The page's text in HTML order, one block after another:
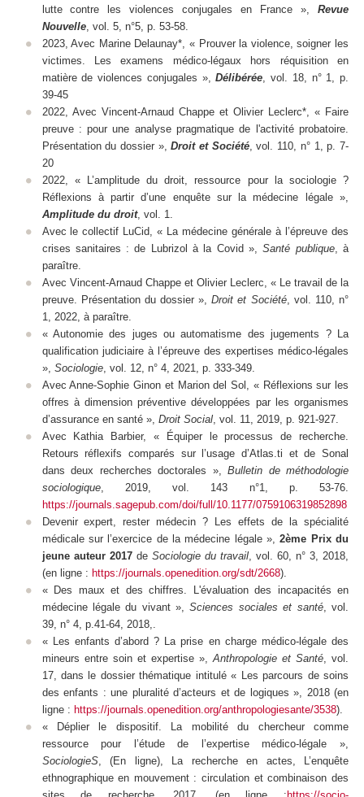
lutte contre les violences conjugales en France », Revue
Nouvelle, vol. 5, n°5, p. 53-58.
2023, Avec Marine Delaunay*, « Prouver la violence, soigner les
victimes. Les examens médico-légaux hors réquisition en
matière de violences conjugales »,Délibérée, vol. 18, n° 1, p.
39-45
2022, Avec Vincent-Arnaud Chappe et Olivier Leclerc*, « Faire
preuve : pour une analyse pragmatique de l'activité probatoire.
Présentation du dossier »,Droit et Société, vol. 110, n° 1, p. 7-
20
2022, « L’amplitude du droit, ressource pour la sociologie ?
Réflexions à partir d’une enquête sur la médecine légale »,
Amplitude du droit, vol. 1.
Avec le collectif LuCid, « La médecine générale à l’épreuve des
crises sanitaires : de Lubrizol à la Covid »,Santé publique, à
paraître.
Avec Vincent-Arnaud Chappe et Olivier Leclerc, « Le travail de la
preuve. Présentation du dossier »,Droit et Société, vol. 110, n°
1, 2022, à paraître.
« Autonomie des juges ou automatisme des jugements ? La
qualification judiciaire à l’épreuve des expertises médico-légales
», Sociologie, vol. 12, n° 4, 2021, p. 333-349.
Avec Anne-Sophie Ginon et Marion del Sol, « Réflexions sur les
offres à dimension préventive développées par les organismes
d’assurance en santé », Droit Social, vol. 11, 2019, p. 921-927.
Avec Kathia Barbier, « Équiper le processus de recherche.
Retours réflexifs comparés sur l’usage d’Atlas.ti et de Sonal
dans deux recherches doctorales », Bulletin de méthodologie
sociologique, 2019, vol. 143 n°1, p. 53-76.
https://journals.sagepub.com/doi/full/10.1177/0759106319852898
Devenir expert, rester médecin ? Les effets de la spécialité
médicale sur l’exercice de la médecine légale »,2ème Prix du
jeune auteur 2017de Sociologie du travail, vol. 60, n° 3, 2018,
(en ligne : https://journals.openedition.org/sdt/2668).
« Des maux et des chiffres. L'évaluation des incapacités en
médecine légale du vivant »,Sciences sociales et santé, vol.
39, n° 4, p.41-64, 2018,.
« Les enfants d’abord ? La prise en charge médico-légale des
mineurs entre soin et expertise »,Anthropologie et Santé, vol.
17, dans le dossier thématique intitulé « Les parcours de soins
des enfants : une pluralité d’acteurs et de logiques », 2018 (en
ligne : https://journals.openedition.org/anthropologiesante/3538).
« Déplier le dispositif. La mobilité du chercheur comme
ressource pour l’étude de l’expertise médico-légale »,
SociologieS, (En ligne), La recherche en actes, L’enquête
ethnographique en mouvement : circulation et combinaison des